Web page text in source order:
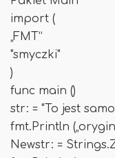
import (
„FMT”
"smyczki"
)
func main ()
str: = "To jest
fmt.Println
Newstr: =